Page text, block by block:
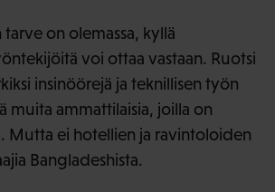
on olemassa, kyllä
voi ottaa vastaan. Ruotsi
insinöörejä ja teknillisen työn
muita ammattilaisia, joilla on
Mutta ei hotellien ja ravintoloiden
Bangladeshista.